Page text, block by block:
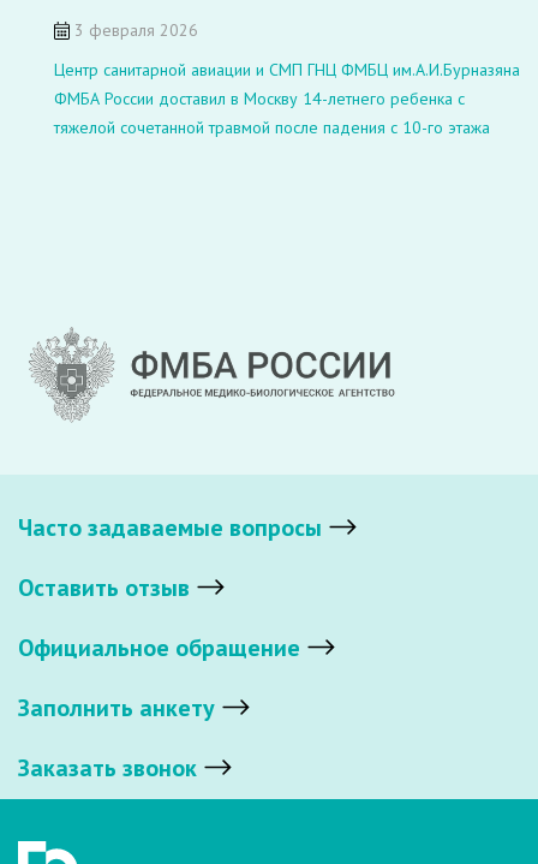
3 февраля 2026
Центр санитарной авиации и СМП ГНЦ ФМБЦ им.А.И.Бурназяна
ФМБА России доставил в Москву 14-летнего ребенка с
тяжелой сочетанной травмой после падения с 10-го этажа
Часто задаваемые вопросы
Оставить отзыв
Официальное обращение
Заполнить анкету
Заказать звонок